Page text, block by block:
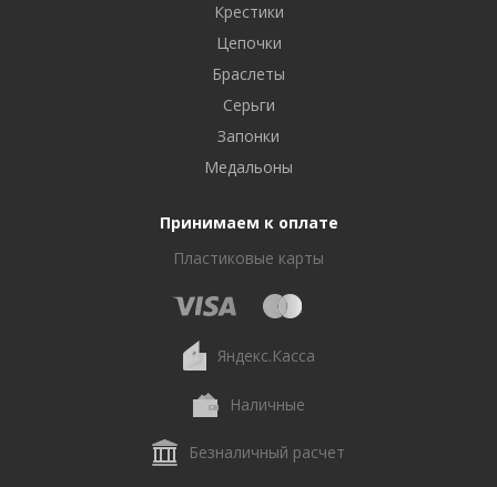
Крестики
Цепочки
Браслеты
Серьги
Запонки
Медальоны
Принимаем к оплате
Пластиковые карты
Яндекс.Касса
Наличные
Безналичный расчет